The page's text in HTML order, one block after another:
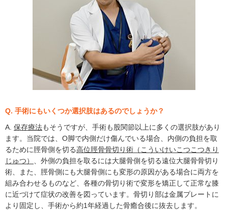
Q. 手術にもいくつか選択肢はあるのでしょうか？
A. 保存療法もそうですが、手術も股関節以上に多くの選択肢があり
ます。当院では、O脚で内側だけ傷んでいる場合、内側の負担を取
るために脛骨側を切る高位脛骨骨切り術（こういけいこつこつきり
じゅつ）
、外側の負担を取るには大腿骨側を切る遠位大腿骨骨切り
術、また、脛骨側にも大腿骨側にも変形の原因がある場合に両方を
組み合わせるものなど、各種の骨切り術で変形を矯正して正常な膝
に近づけて症状の改善を図っています。骨切り部は金属プレートに
より固定し、手術から約1年経過した骨癒合後に抜去します。